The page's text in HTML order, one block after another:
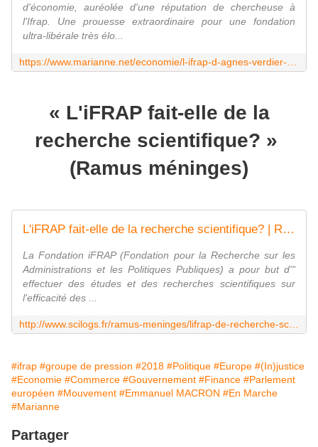
d'économie, auréolée d'une réputation de chercheuse à
l'Ifrap. Une prouesse extraordinaire pour une fondation
ultra-libérale très élo...
« L'iFRAP fait-elle de la
recherche scientifique? »
(Ramus méninges)
L'iFRAP fait-elle de la recherche scientifique? | Ramus méninges
La Fondation iFRAP (Fondation pour la Recherche sur les
Administrations et les Politiques Publiques) a pour but d'"
effectuer des études et des recherches scientifiques sur
l'efficacité des ...
#ifrap #groupe de pression #2018 #Politique #Europe #(In)justice
#Economie #Commerce #Gouvernement #Finance #Parlement
européen #Mouvement #Emmanuel MACRON #En Marche
#Marianne
Partager